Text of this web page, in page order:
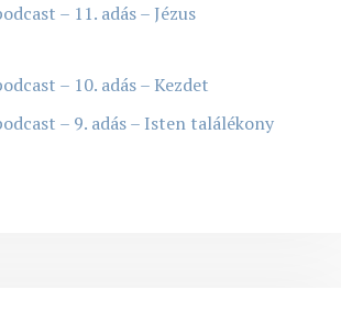
– 11. adás – Jézus
– 10. adás – Kezdet
– 9. adás – Isten találékony